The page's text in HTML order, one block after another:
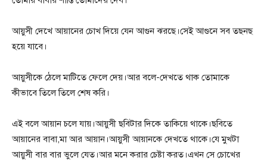
আয়ুসী দেখে আয়ানের চোখ দিয়ে যেন আগুন ঝরছে।সেই আগুনে সব তছনছ
হয়ে যাবে।
আয়ুসীকে ঠেলে মাটিতে ফেলে দেয়।আর বলে-দেখতে থাক তোমাকে
কীভাবে তিলে তিলে শেষ করি।
এই বলে আয়ান চলে যায়।আয়ুসী ছবিটার দিকে তাকিয়ে থাকে।ছবিতে
আয়ানের বাবা,মা আর আয়ান।আয়ুসী আয়ানকে দেখতে থাকে।যে মুখটা
আয়ুসী বার বার ভুলে যেত।আর মনে করার চেষ্টা করত।এখন সে চোখের